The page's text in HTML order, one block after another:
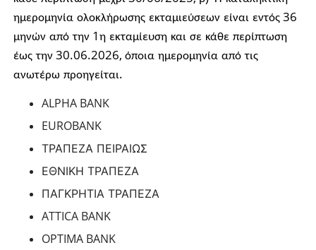
ημερομηνία ολοκλήρωσης εκταμιεύσεων είναι εντός 36
μηνών από την 1 η εκταμίευση και σε κάθε περίπτωση
έως την 30.06.2026, όποια ημερομηνία από τις
ανωτέρω προηγείται.
ALPHA BANK
EUROBANK
ΤΡΑΠΕΖΑ ΠΕΙΡΑΙΩΣ
ΕΘΝΙΚΗ ΤΡΑΠΕΖΑ
ΠΑΓΚΡΗΤΙΑ ΤΡΑΠΕΖΑ
ATTICA BANK
OPTIMA BANK